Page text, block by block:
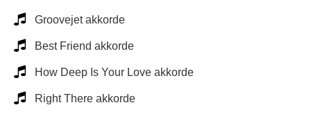
Groovejet akkorde
Best Friend akkorde
How Deep Is Your Love akkorde
Right There akkorde